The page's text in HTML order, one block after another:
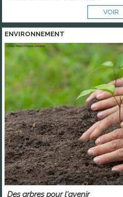
VOIR
ENVIRONNEMENT
Des arbres pour l'avenir